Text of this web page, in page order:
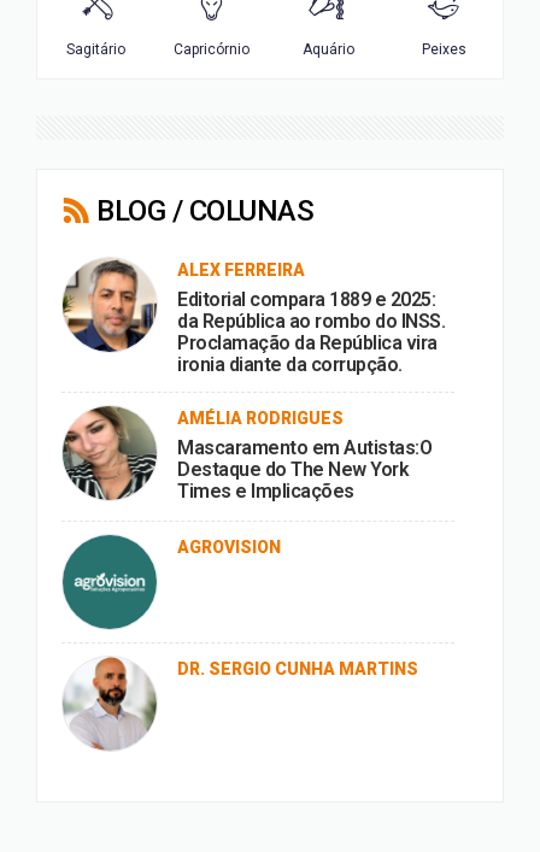
BLOG / COLUNAS
ALEX FERREIRA
Editorial compara 1889 e 2025:
da República ao rombo do INSS.
Proclamação da República vira
ironia diante da corrupção.
AMÉLIA RODRIGUES
Mascaramento em Autistas:O
Destaque do The New York
Times e Implicações
AGROVISION
DR. SERGIO CUNHA MARTINS